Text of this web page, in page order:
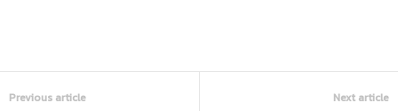
Previous article Next article